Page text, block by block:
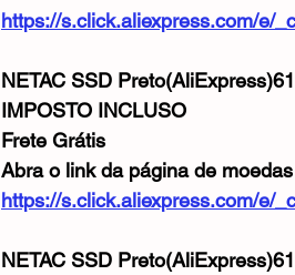
https://s.click.aliexpress.com/e/
NETAC SSD
IMPOSTO INCLUSO
Frete Grátis
Abra o link da página de
https://s.click.aliexpress.com/e/
NETAC SSD